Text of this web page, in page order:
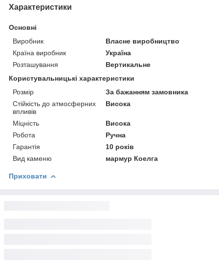
Характеристики
Основні
Виробник
Власне виробництво
Країна виробник
Україна
Розташування
Вертикальне
Користувальницькі характеристики
Розмір
За бажанням замовника
Стійкість до атмосферних
впливів
Висока
Міцність
Висока
Робота
Ручна
Гарантія
10 років
Вид каменю
мармур Коелга
Приховати